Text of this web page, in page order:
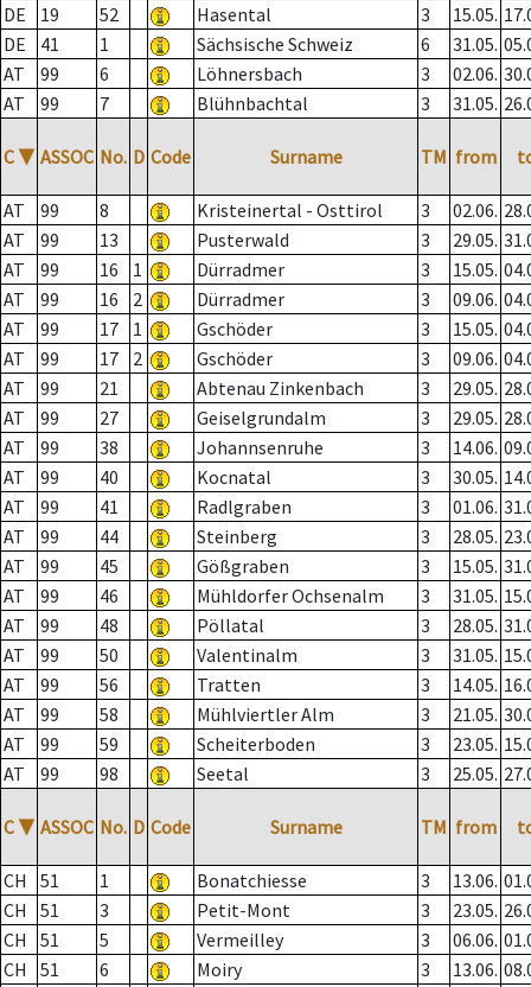
DE
19 52 Hasental 3 15.05.
DE
41 1 Sächsische Schweiz 6 31.05.
AT
99 6 Löhnersbach 3 02.06.
AT
99 7 Blühnbachtal 3 31.05.
C ▼ ASSOC No. D Code Surname TM from
AT 99 8 Kristeinertal - Osttirol 3 02.06.
AT
99 13 Pusterwald 3 29.05.
AT
99 16 1 Dürradmer 3 15.05.
AT
99 16 2 Dürradmer 3 09.06.
AT
99 17 1 Gschöder 3 15.05.
AT
99 17 2 Gschöder 3 09.06.
AT
99 21 Abtenau Zinkenbach 3 29.05.
AT
99 27 Geiselgrundalm 3 29.05.
AT
99 38 Johannsenruhe 3 14.06.
AT
99 40 Kocnatal 3 30.05.
AT
99 41 Radlgraben 3 01.06.
AT
99 44 Steinberg 3 28.05.
AT
99 45 Gößgraben 3 15.05.
AT
99 46 Mühldorfer Ochsenalm 3 31.05.
AT
99 48 Pöllatal 3 28.05.
AT
99 50 Valentinalm 3 31.05.
AT
99 56 Tratten 3 14.05.
AT
99 58 Mühlviertler Alm 3 21.05.
AT
99 59 Scheiterboden 3 23.05.
AT
99 98 Seetal 3 25.05.
C ▼ ASSOC No. D Code Surname TM from
CH 51 1 Bonatchiesse 3 13.06.
CH
51 3 Petit-Mont 3 23.05.
CH
51 5 Vermeilley 3 06.06.
CH
51 6 Moiry 3 13.06.